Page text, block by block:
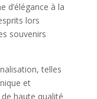
d’élégance à la
lors
souvenirs
telles
et
haute qualité